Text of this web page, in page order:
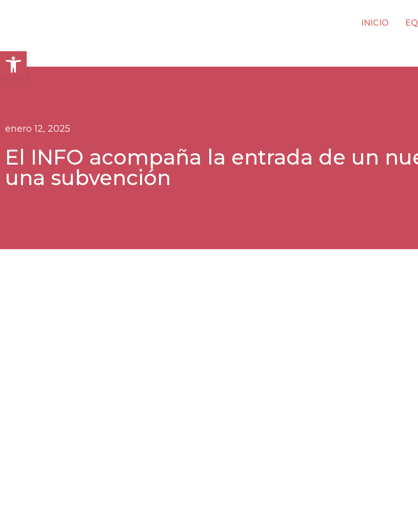
Abrir barra de herramientas
INICIO
enero 12, 2025
El INFO acompaña la entrada de un
una subvención